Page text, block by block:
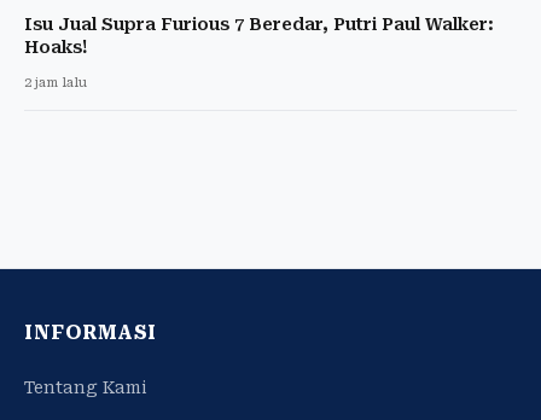
Isu Jual Supra Furious 7 Beredar, Putri Paul Walker:
Hoaks!
2 jam lalu
INFORMASI
Tentang Kami